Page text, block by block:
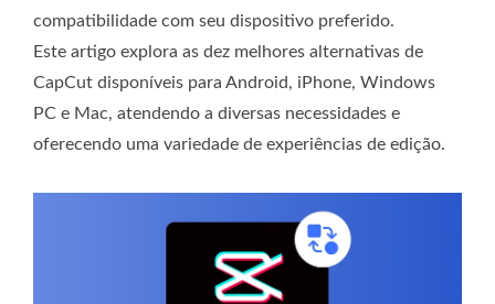
compatibilidade com seu dispositivo preferido.
Este artigo explora as dez melhores alternativas de
CapCut disponíveis para Android, iPhone, Windows
PC e Mac, atendendo a diversas necessidades e
oferecendo uma variedade de experiências de edição.